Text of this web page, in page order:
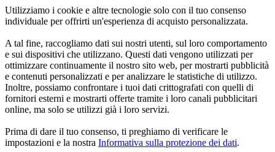
Utilizziamo i cookie e altre tecnologie solo con il tuo consenso
individuale per offrirti un'esperienza di acquisto personalizzata.
A tal fine, raccogliamo dati sui nostri utenti, sul loro comportamento
e sui dispositivi che utilizzano. Questi dati vengono utilizzati per
ottimizzare continuamente il nostro sito web, per mostrarti pubblicità
e contenuti personalizzati e per analizzare le statistiche di utilizzo.
Inoltre, possiamo confrontare i tuoi dati crittografati con quelli di
fornitori esterni e mostrarti offerte tramite i loro canali pubblicitari
online, ma solo se utilizzi già i loro servizi.
Prima di dare il tuo consenso, ti preghiamo di verificare le
impostazioni e la nostra Informativa sulla protezione dei dati.